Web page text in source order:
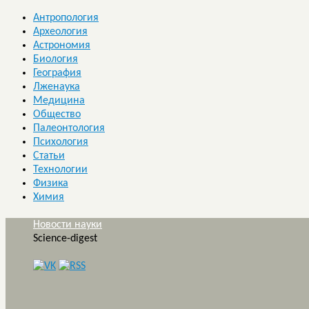
Антропология
Археология
Астрономия
Биология
География
Лженаука
Медицина
Общество
Палеонтология
Психология
Статьи
Технологии
Физика
Химия
Новости науки
Science-digest